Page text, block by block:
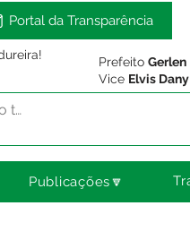
Portal da Transparência
Prefeito Gerlen
Vice Elvis
Publicações🔽